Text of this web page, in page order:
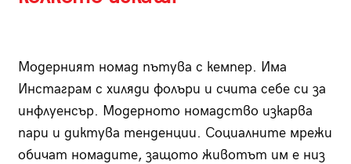
Модерният номад пътува с кемпер. Има
Инстаграм с хиляди фолъри и счита себе си за
инфлуенсър. Модерното номадство изкарва
пари и диктува тенденции. Социалните мрежи
обичат номадите, защото животът им е низ